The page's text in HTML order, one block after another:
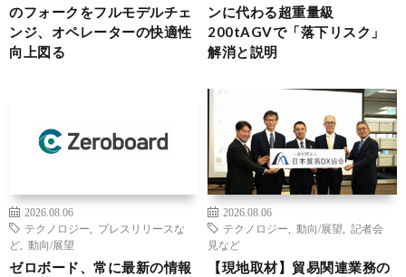
のフォークをフルモデルチェ
ンジ、オペレーターの快適性
向上図る
ンに代わる超重量級
200tAGVで「落下リスク」
解消と説明
2026.08.06
テクノロジー
プレスリリースな
ど
動向/展望
ゼロボード、常に最新の情報
2026.08.06
テクノロジー
動向/展望
記者会
見など
【現地取材】貿易関連業務の